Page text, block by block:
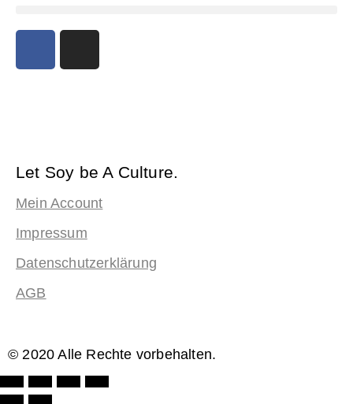
Let Soy be A Culture.
Mein Account
Impressum
Datenschutzerklärung
AGB
© 2020 Alle Rechte vorbehalten.